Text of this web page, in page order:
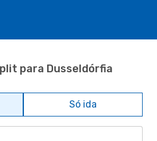
para Dusseldórfia
Só ida